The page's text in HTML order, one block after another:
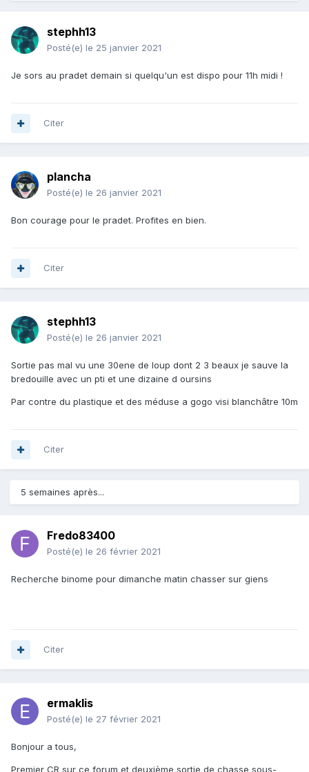
stephh13
Posté(e) le 25 janvier 2021
Je sors au pradet demain si quelqu'un est dispo pour 11h midi !
Citer
plancha
Posté(e) le 26 janvier 2021
Bon courage pour le pradet. Profites en bien.
Citer
stephh13
Posté(e) le 26 janvier 2021
Sortie pas mal vu une 30ene de loup dont 2 3 beaux je sauve la
bredouille avec un pti et une dizaine d oursins
Par contre du plastique et des méduse a gogo visi blanchâtre 10m
Citer
5 semaines après...
Fredo83400
Posté(e) le 26 février 2021
Recherche binome pour dimanche matin chasser sur giens
Citer
ermaklis
Posté(e) le 27 février 2021
Bonjour a tous,
Premier CR sur ce forum et deuxième sortie de chasse sous-